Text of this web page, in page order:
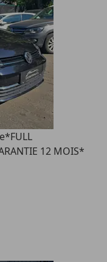
12 MOIS*